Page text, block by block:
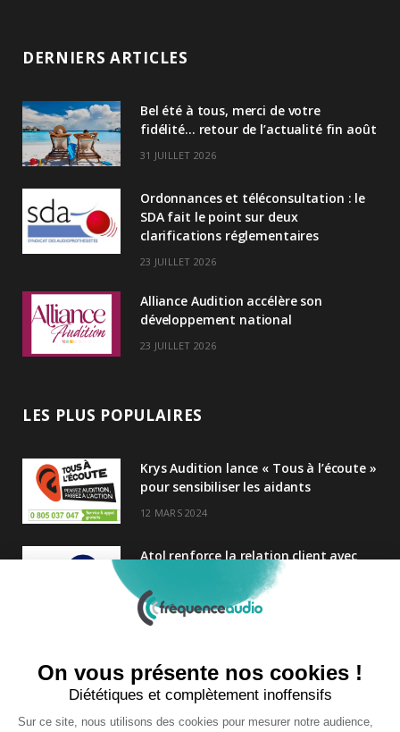
e
n
DERNIERS ARTICLES
Bel été à tous, merci de votre
fidélité… retour de l’actualité fin août
31 JUILLET 2026
Ordonnances et téléconsultation : le
SDA fait le point sur deux
clarifications réglementaires
23 JUILLET 2026
Alliance Audition accélère son
développement national
23 JUILLET 2026
LES PLUS POPULAIRES
Krys Audition lance « Tous à l’écoute »
pour sensibiliser les aidants
12 MARS 2024
Atol renforce la relation client avec
une nouvelle campagne axée sur la
satisfaction
25 FÉVRIER 2025
Audition Conseil
27 MARS 2024